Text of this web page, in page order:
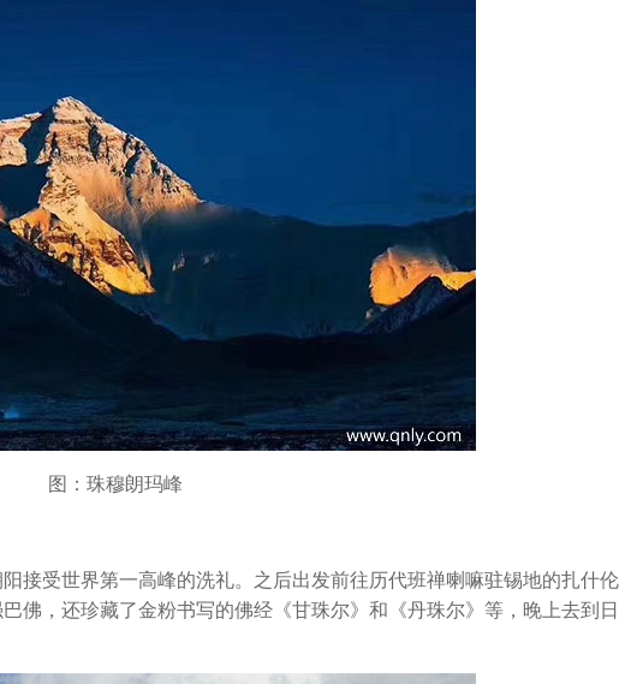
图：珠穆朗玛峰
接受世界第一高峰的洗礼。之后出发前往历代班禅喇嘛驻锡地的扎什伦
佛，还珍藏了金粉书写的佛经《甘珠尔》和《丹珠尔》等，晚上去到日